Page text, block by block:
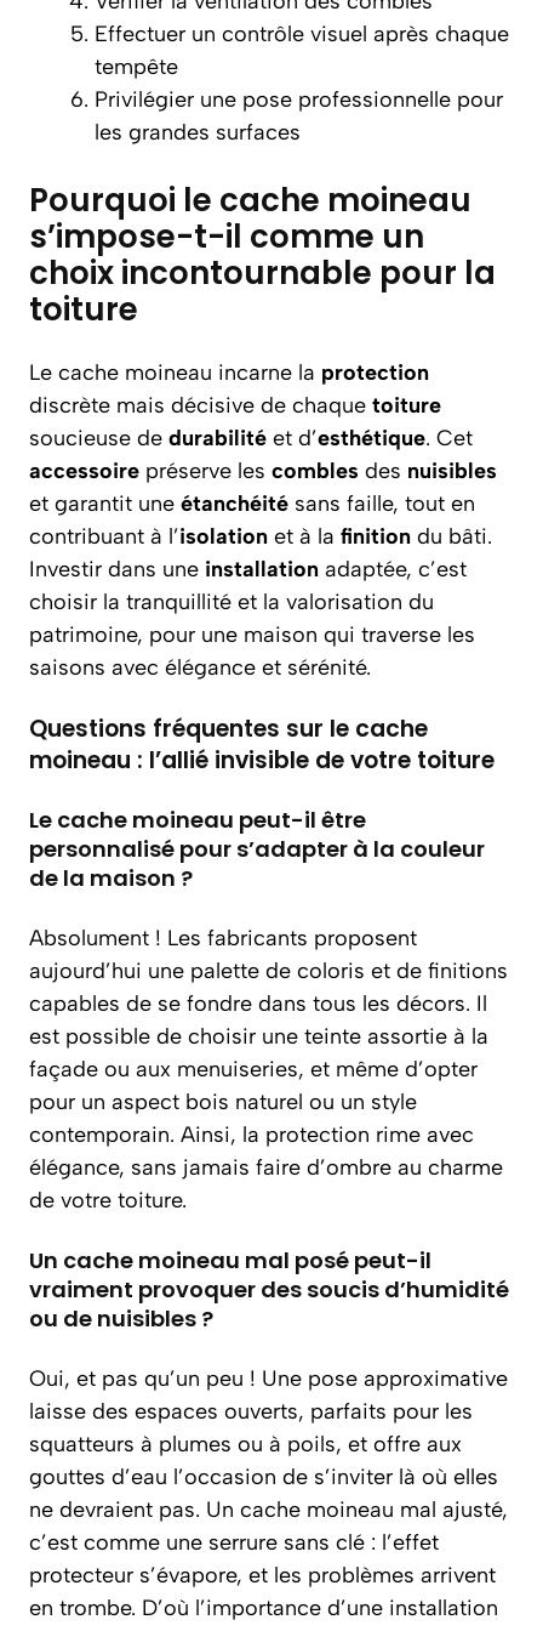
Effectuer un contrôle visuel après chaque
tempête
Privilégier une pose professionnelle pour
les grandes surfaces
Pourquoi le cache moineau
s’impose-t-il comme un
choix incontournable pour la
toiture
Le cache moineau incarne la protection
discrète mais décisive de chaque toiture
soucieuse de durabilité et d’esthétique. Cet
accessoire préserve les combles des nuisibles
et garantit une étanchéité sans faille, tout en
contribuant à l’isolation et à la finition du bâti.
Investir dans une installation adaptée, c’est
choisir la tranquillité et la valorisation du
patrimoine, pour une maison qui traverse les
saisons avec élégance et sérénité.
Questions fréquentes sur le cache
moineau : l’allié invisible de votre toiture
Le cache moineau peut-il être
personnalisé pour s’adapter à la couleur
de la maison ?
Absolument ! Les fabricants proposent
aujourd’hui une palette de coloris et de finitions
capables de se fondre dans tous les décors. Il
est possible de choisir une teinte assortie à la
façade ou aux menuiseries, et même d’opter
pour un aspect bois naturel ou un style
contemporain. Ainsi, la protection rime avec
élégance, sans jamais faire d’ombre au charme
de votre toiture.
Un cache moineau mal posé peut-il
vraiment provoquer des soucis d’humidité
ou de nuisibles ?
Oui, et pas qu’un peu ! Une pose approximative
laisse des espaces ouverts, parfaits pour les
squatteurs à plumes ou à poils, et offre aux
gouttes d’eau l’occasion de s’inviter là où elles
ne devraient pas. Un cache moineau mal ajusté,
c’est comme une serrure sans clé : l’effet
protecteur s’évapore, et les problèmes arrivent
en trombe. D’où l’importance d’une installation